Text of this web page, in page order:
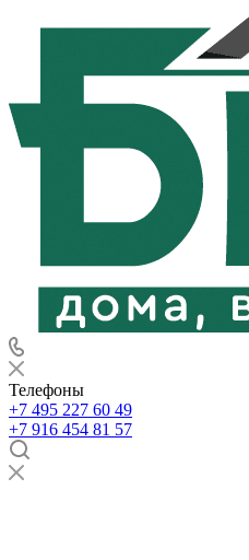
Телефоны
+7 495 227 60 49
+7 916 454 81 57